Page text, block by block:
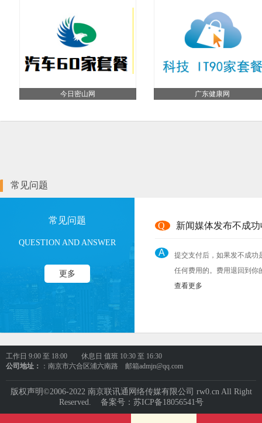
今日密山网 广东健康网
常见问题
常见问题
QUESTION AND ANSWER
更多
Q 新闻媒体发布不成
A
提交支付后，如果发不成功
任何费用的。费用退回到你
查看更多
工作日 9:00 至 18:00 休息日 值班 10:30 至 16:30
公司地址：
：南京市六合区浦六南路 邮箱admjn@qq.com
版权声明©2006-2022 南京联讯通网络传媒有限公司 rw0.cn All Right
Reserved. 备案号：苏ICP备18056541号